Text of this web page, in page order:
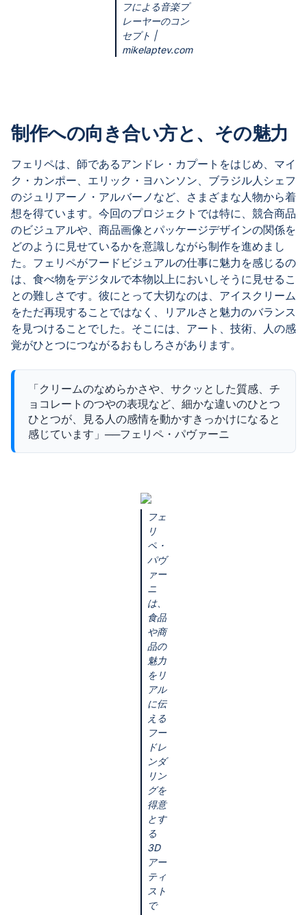
フによる音楽プ
レーヤーのコン
セプト |
mikelaptev.com
制作への向き合い方と、その魅力
フェリペは、師であるアンドレ・カプートをはじめ、マイ
ク・カンポー、エリック・ヨハンソン、ブラジル人シェフ
のジュリアーノ・アルバーノなど、さまざまな人物から着
想を得ています。今回のプロジェクトでは特に、競合商品
のビジュアルや、商品画像とパッケージデザインの関係を
どのように見せているかを意識しながら制作を進めまし
た。フェリペがフードビジュアルの仕事に魅力を感じるの
は、食べ物をデジタルで本物以上においしそうに見せるこ
との難しさです。彼にとって大切なのは、アイスクリーム
をただ再現することではなく、リアルさと魅力のバランス
を見つけることでした。そこには、アート、技術、人の感
覚がひとつにつながるおもしろさがあります。
「クリームのなめらかさや、サクッとした質感、チ
ョコレートのつやの表現など、細かな違いのひとつ
ひとつが、見る人の感情を動かすきっかけになると
感じています」──フェリペ・パヴァーニ
フェ
リ
ペ・
パヴ
ァー
ニ
は、
食品
や商
品の
魅力
をリ
アル
に伝
える
フー
ドレ
ンダ
リン
グを
得意
とす
る
3D
アー
ティ
スト
で